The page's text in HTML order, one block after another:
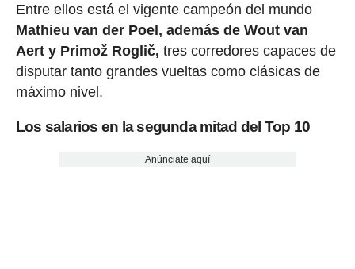
Entre ellos está el vigente campeón del mundo
Mathieu van der Poel, además de Wout van
Aert y Primož Roglič, tres corredores capaces de
disputar tanto grandes vueltas como clásicas de
máximo nivel.
Los salarios en la segunda mitad del Top 10
Anúnciate aquí